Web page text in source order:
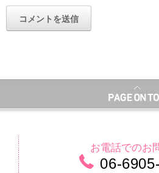
お電話でのお
06-